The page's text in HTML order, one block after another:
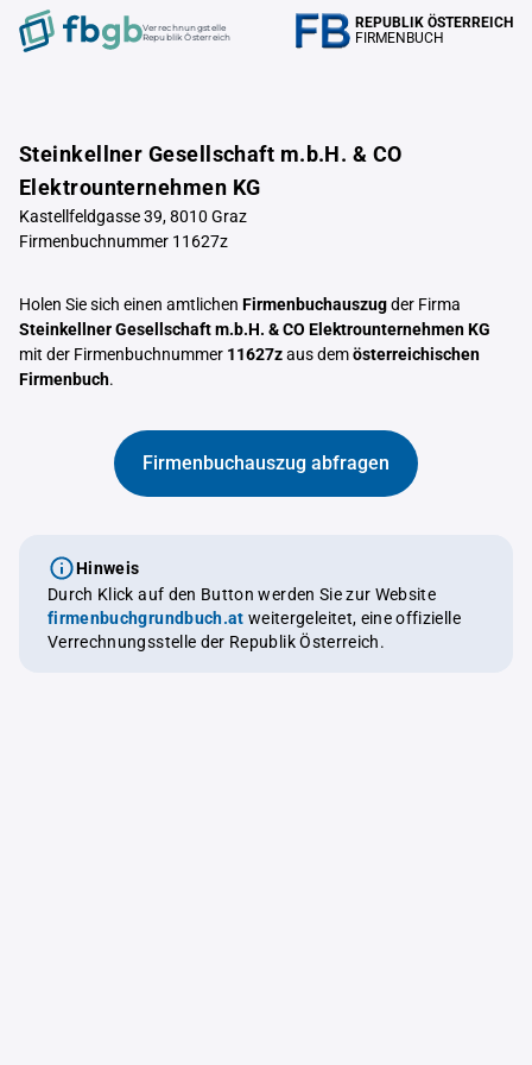
Verrechnungstelle
Republik Österreich
REPUBLIK ÖSTERREICH
FIRMENBUCH
Steinkellner Gesellschaft m.b.H. & CO
Elektrounternehmen KG
Kastellfeldgasse 39, 8010 Graz
Firmenbuchnummer 11627z
Holen Sie sich einen amtlichen Firmenbuchauszugder Firma
Steinkellner Gesellschaft m.b.H. & CO Elektrounternehmen KG
mit der Firmenbuchnummer 11627zaus demösterreichischen
Firmenbuch.
Firmenbuchauszug abfragen
Hinweis
Durch Klick auf den Button werden Sie zur Website
firmenbuchgrundbuch.at weitergeleitet, eine offizielle
Verrechnungsstelle der Republik Österreich.